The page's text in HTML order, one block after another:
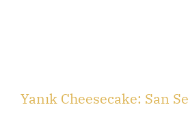
Yanık Cheesecake: San